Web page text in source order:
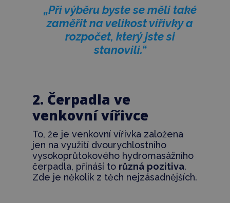
„Při výběru byste se měli také
zaměřit na velikost vířivky a
rozpočet, který jste si
stanovili.“
2. Čerpadla ve
venkovní vířivce
To, že je venkovní vířivka založena
jen na využití dvourychlostního
vysokoprůtokového hydromasážního
čerpadla, přináší to různá pozitiva.
Zde je několik z těch nejzásadnějších.